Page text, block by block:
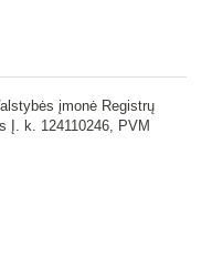
įmonė Registrų
Į. k. 124110246, PVM